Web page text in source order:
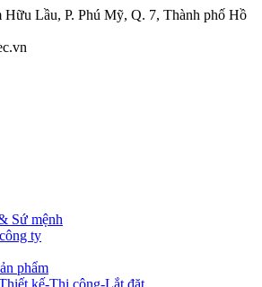
Hữu Lầu, P. Phú Mỹ, Q. 7, Thành phố Hồ
Sứ mệnh
ty
phẩm
kế-Thi công-Lắt đặt